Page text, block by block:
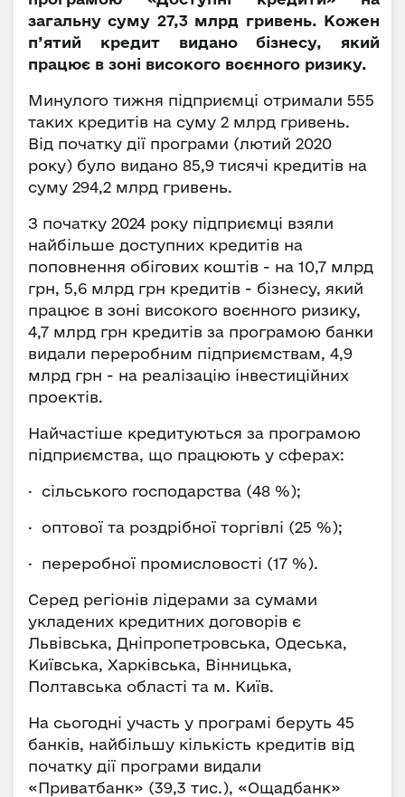
загальну суму 27,3 млрд гривень. Кожен
п’ятий кредит видано бізнесу, який
працює в зоні високого воєнного ризику.
Минулого тижня підприємці отримали 555
таких кредитів на суму 2 млрд гривень.
Від початку дії програми (лютий 2020
року) було видано 85,9 тисячі кредитів на
суму 294,2 млрд гривень.
З початку 2024 року підприємці взяли
найбільше доступних кредитів на
поповнення обігових коштів - на 10,7 млрд
грн, 5,6 млрд грн кредитів - бізнесу, який
працює в зоні високого воєнного ризику,
4,7 млрд грн кредитів за програмою банки
видали переробним підприємствам, 4,9
млрд грн - на реалізацію інвестиційних
проектів.
Найчастіше кредитуються за програмою
підприємства, що працюють у сферах:
· сільського господарства (48 %);
· оптової та роздрібної торгівлі (25 %);
· переробної промисловості (17 %).
Серед регіонів лідерами за сумами
укладених кредитних договорів є
Львівська, Дніпропетровська, Одеська,
Київська, Харківська, Вінницька,
Полтавська області та м. Київ.
На сьогодні участь у програмі беруть 45
банків, найбільшу кількість кредитів від
початку дії програми видали
«Приватбанк» (39,3 тис.), «Ощадбанк»